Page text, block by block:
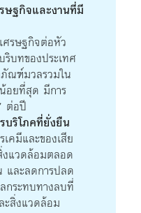
ษฐกิจและงานที่มี
ศรษฐกิจต่อหัว
บทของประเทศ
ณฑ์มวลรวมใน
อยที่สุด มีการ
ต่อปี
บริโภคที่ยั่งยืน
คมีและของเสีย
แวดล้อมตลอด
และลดการปลด
กระทบทางลบที่
สิ่งแวดล้อม